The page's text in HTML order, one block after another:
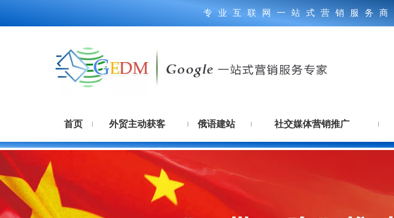
专业互联网一站式营销服务
首页 外贸主动获客 俄语建站 社交媒体营销推广